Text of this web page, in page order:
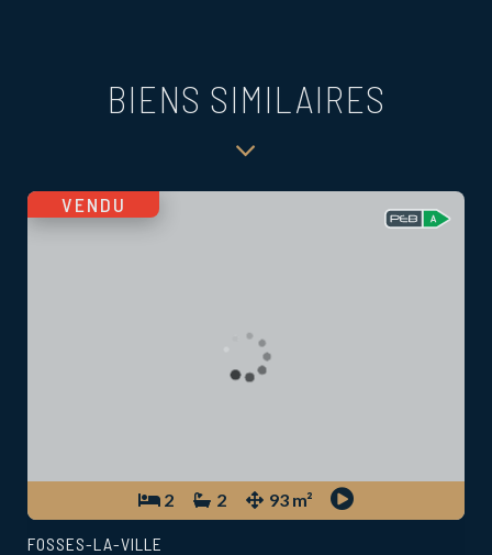
BIENS SIMILAIRES
2 2 93 m²
VENDU
FOSSES-LA-VILLE